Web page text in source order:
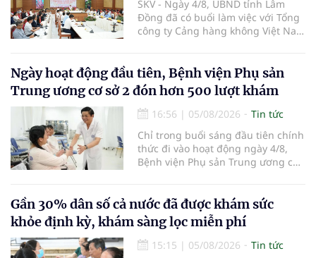
SKV - Ngày 4/8, UBND tỉnh Lâm
Đồng đã có buổi làm việc với Tổng
công ty Cảng hàng không Việt Nam
tác giữa tỉnh Lâm Đồng và ACV
trong việc phục hồi hoạt động
hàng không, thúc đẩy mở mới các
đường bay nội địa và quốc tế.
Ngày hoạt động đầu tiên, Bệnh viện Phụ sản
Trung ương cơ sở 2 đón hơn 500 lượt khám
16:56 | 05/08/2026
Tin tức
Chỉ trong buổi sáng đầu tiên chính
thức đi vào hoạt động ngày 4/8,
Bệnh viện Phụ sản Trung ương cơ
em bé đầu tiên chào đời.
Gần 30% dân số cả nước đã được khám sức
khỏe định kỳ, khám sàng lọc miễn phí
15:15 | 05/08/2026
Tin tức